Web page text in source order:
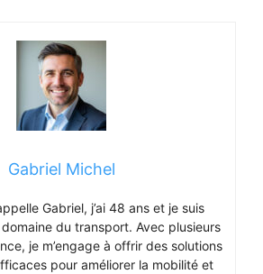
Gabriel Michel
Gabriel, j’ai 48 ans et je suis
du transport. Avec plusieurs
je m’engage à offrir des solutions
pour améliorer la mobilité et